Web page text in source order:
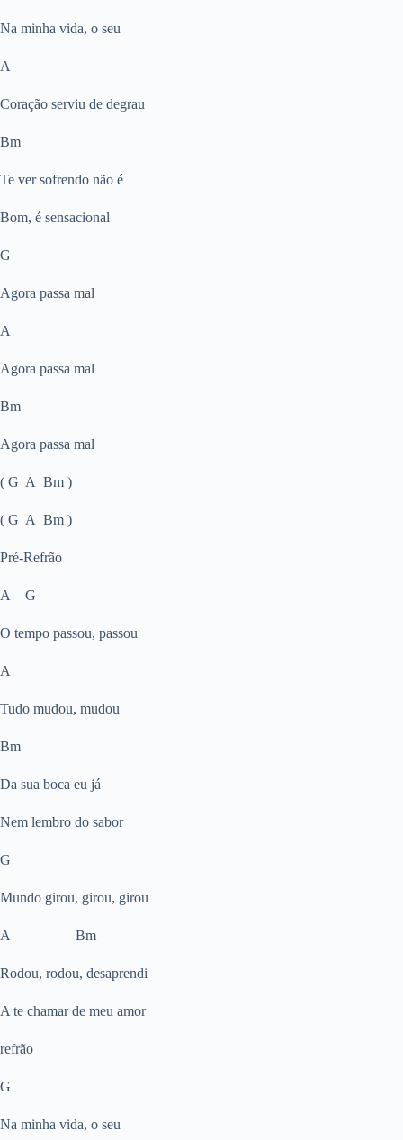
Na minha vida, o seu
A
Coração serviu de degrau
Bm
Te ver sofrendo não é
Bom, é sensacional
G
Agora passa mal
A
Agora passa mal
Bm
Agora passa mal
( G A Bm )
( G A Bm )
Pré-Refrão
A G
O tempo passou, passou
A
Tudo mudou, mudou
Bm
Da sua boca eu já
Nem lembro do sabor
G
Mundo girou, girou, girou
A Bm
Rodou, rodou, desaprendi
A te chamar de meu amor
refrão
G
Na minha vida, o seu